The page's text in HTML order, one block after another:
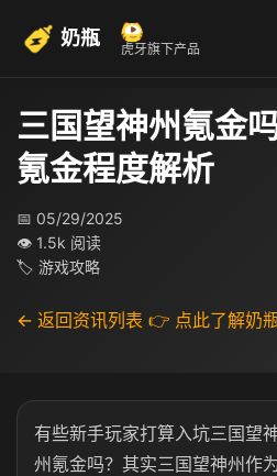
奶瓶 虎牙旗下产品
三国望神州氪金
氪金程度解析
📅 05/29/2025
👁 1.5k 阅读
🏷 游戏攻略
← 返回资讯列表 👉 点此了解奶
有些新手玩家打算入坑三国望
州氪金吗？其实三国望神州作